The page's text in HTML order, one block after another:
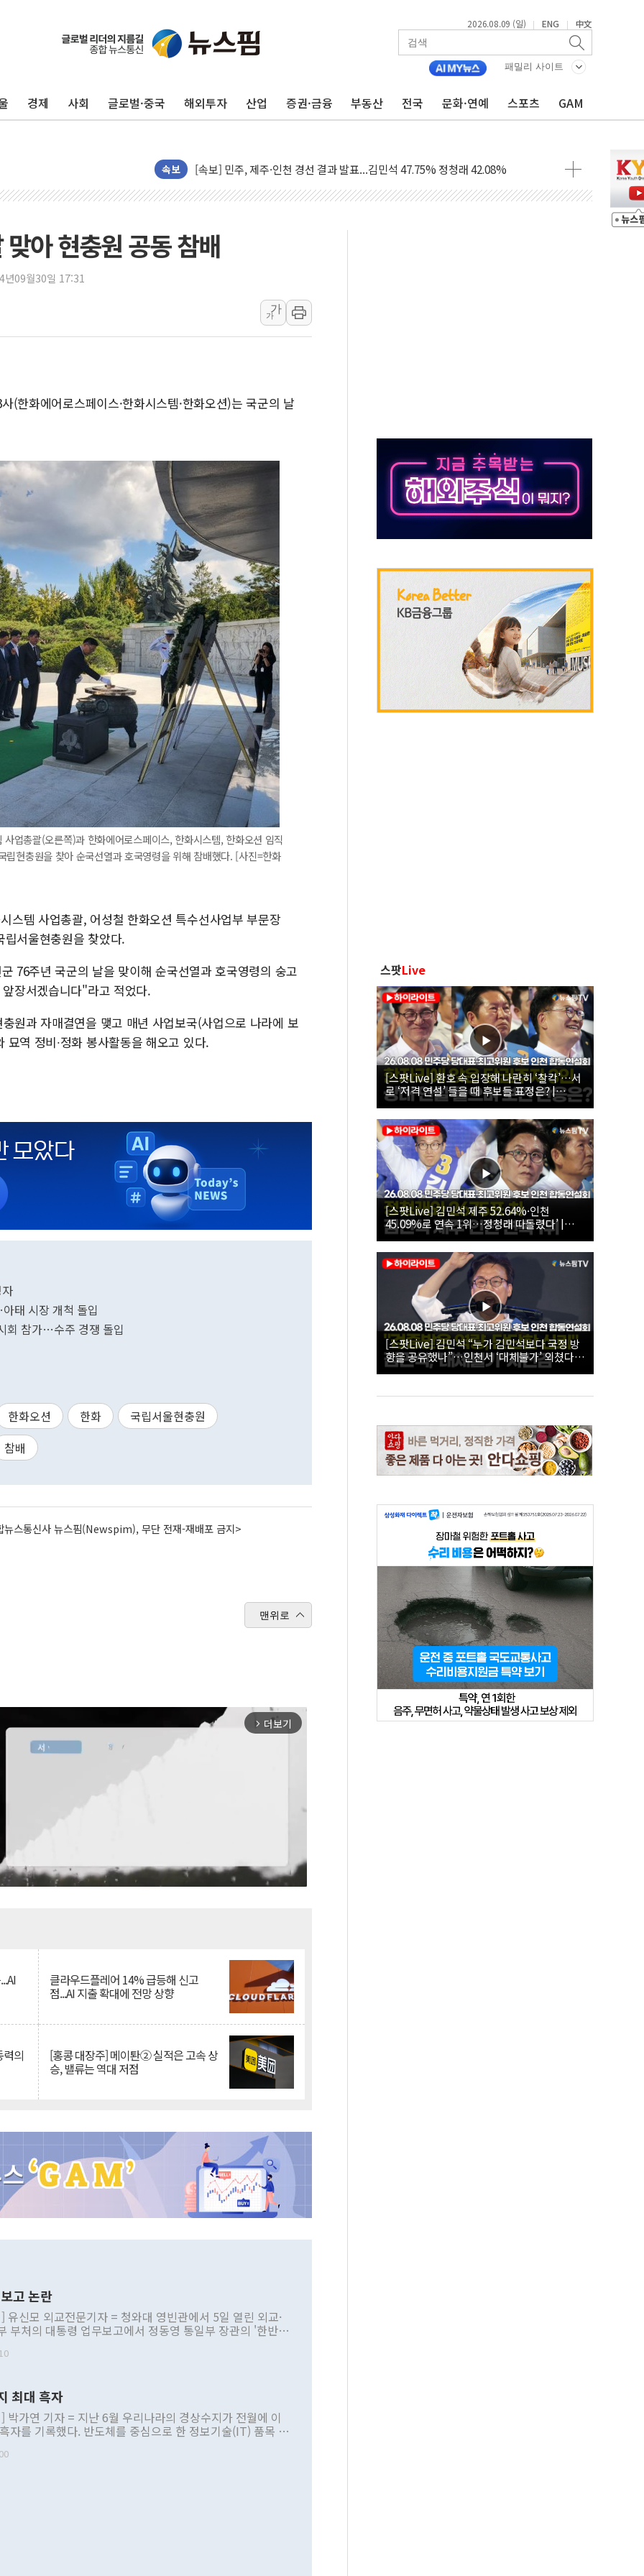
2026.08.09 (일) | ENG | 中文
패밀리 사이트
경제 사회 글로벌·중국 해외투자 산업 증권·금융 부동산 전국 문화·연예 스포츠 GAM
속보
포항시 재난예산 40억 긴급 투입…고수온 양식장 복구·지원 '총력'
울진·영덕 '호우특보'-포항 '산사태 주의보'...경북도, 호우 피해·통제구간 없어
인천 합동연설회 나선 송영길·정청래·김민석 당대표 후보
김민석, 2주차 제주·인천 경선서 정청래에 승리...47.75% vs 42.08%
[속보] 민주, 제주·인천 경선 결과 발표...김민석 47.75% 정청래 42.08%
[속보] 민주, 인천 경선 결과 발표...김민석 45.09% 정청래 43.27% 송영길 11.63%
이번주 국내 주요 금융일정(8.10~8.14)
美, 이란전 출구전략 만지작…공습 한계·탄약 부족 현실화
폐기물 수거하다 참변…60대 환경미화원 수거차에 치여 사망
서울 중랑구 주택가서 흉기 난동…60대 남성 2명 숨져
李대통령 "결혼 때문에 손해 보는 일 없게"…'결혼 페널티' 22개 과제 손본다
인천 선재도 갯벌서 해루질 중 실종 60대 나흘만에 숨진 채 발견
'화합' 꺼낸 김민석에 '뻔뻔' 받아친 정청래…제주 연설서 신경전 고조
아 현충원 공동 참배
년09월30일 17:31
가
가
한화에어로스페이스·한화시스템·한화오션)는 국군의 날
업총괄(오른쪽)과 한화에어로스페이스, 한화시스템, 한화오션 임직
현충원을 찾아 순국선열과 호국영령을 위해 참배했다. [사진=한화
스템 사업총괄, 어성철 한화오션 특수선사업부 부문장
서울현충원을 찾았다.
76주년 국군의 날을 맞이해 순국선열과 호국영령의 숭고
장서겠습니다"라고 적었다.
원과 자매결연을 맺고 매년 사업보국(사업으로 나라에 보
역 정비∙정화 봉사활동을 해오고 있다.
태 시장 개척 돌입
회 참가…수주 경쟁 돌입
한화오션 한화
국립서울현충원
참배
뉴스통신사 뉴스핌(Newspim), 무단 전재-재배포 금지>
맨위로
arrow_forward_ios 더보기
클라우드플레어 14% 급등해 신고
점...AI 지출 확대에 전망 상향
의 [홍콩 대장주] 메이퇀② 실적은 고속 상
승, 밸류는 역대 저점
고 논란
유신모 외교전문기자 = 청와대 영빈관에서 5일 열린 외교·
부처의 대통령 업무보고에서 정동영 통일부 장관의 '한반도
부 내 조율을 거치지 않은 사안을 정책으로 추진하겠다고 공
근거한 비현실적 구상'이라는 비판을 내놨다. 그동안 정 장
관련 발언이 물의를 빚은 적은 여러 번 있지만 대통령과 유
공개적으로 부정적 입장을 표명한 것은 이례적이다. 정 장
북 접근법과 월권을 제어해야 한다는 목소리도 높아지고 있
최대 흑자
박가연 기자 = 지난 6월 우리나라의 경상수지가 전월에 이
자를 기록했다. 반도체를 중심으로 한 정보기술(IT) 품목 수
르
스팟Live
[스팟Live] 환호 속 입장해 나란히 ‘찰칵’…서
로 ‘저격 연설’ 들을 때 후보들 표정은? |
26.08.08 더불어민주당 당대표·최고위원 후
보 인천 합동연설회
[스팟Live] 김민석 제주 52.64%·인천
45.09%로 연속 1위…정청래 따돌렸다’ |
26.08.08 더불어민주당 당대표·최고위원 후
보 인천 합동연설회
[스팟Live] 김민석 “누가 김민석보다 국정 방
향을 공유했나”…인천서 ‘대체불가’ 외쳤다 |
26.08.08 더불어민주당 당대표·최고위원 후